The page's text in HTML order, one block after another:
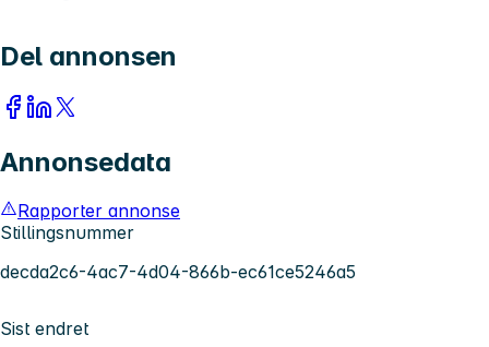
Del annonsen
Annonsedata
Rapporter annonse
Stillingsnummer
decda2c6-4ac7-4d04-866b-ec61ce5246a5
Sist endret